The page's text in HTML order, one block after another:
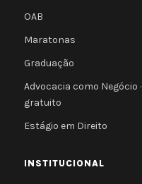
OAB
Maratonas
Graduação
Advocacia como Negócio ·
gratuito
Estágio em Direito
INSTITUCIONAL